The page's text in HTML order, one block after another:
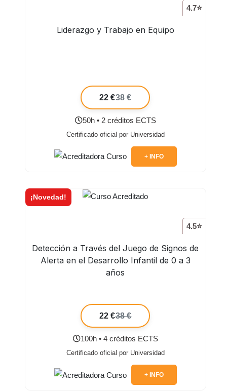
4.7⭐
Liderazgo y Trabajo en Equipo
22 €38 €
50h • 2 créditos ECTS
Certificado oficial por Universidad
+ INFO
¡Novedad!
4.5⭐
Detección a Través del Juego de Signos de
Alerta en el Desarrollo Infantil de 0 a 3
años
22 €38 €
100h • 4 créditos ECTS
Certificado oficial por Universidad
+ INFO